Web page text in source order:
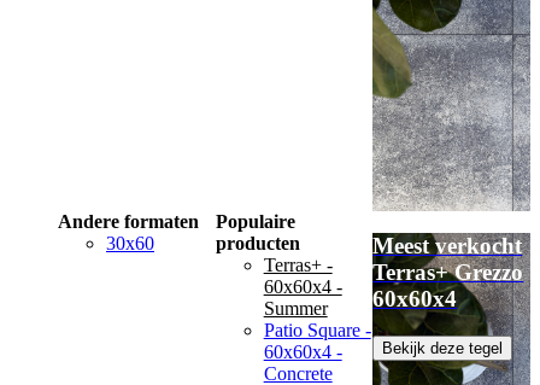
Andere formaten
30x60
Populaire
producten
Terras+ -
60x60x4 -
Summer
Patio Square -
60x60x4 -
Concrete
Meest verkocht
Terras+ Grezzo
60x60x4
Bekijk deze tegel